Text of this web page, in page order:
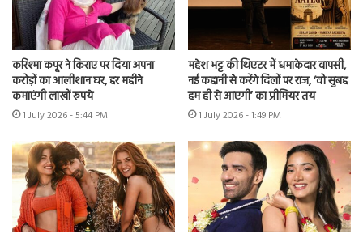
करिश्मा कपूर ने किराए पर दिया अपना
करोड़ों का आलीशान घर, हर महीने
कमाएंगी लाखों रुपये
1 July 2026 - 5:44 PM
महेश भट्ट की थिएटर में धमाकेदार वापसी,
नई कहानी से करेंगे दिलों पर राज, ‘वो सुबह
हम ही से आएगी’ का प्रीमियर तय
1 July 2026 - 1:49 PM